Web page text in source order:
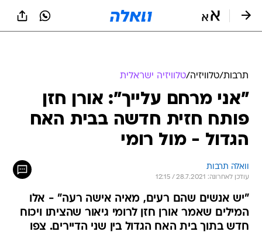
תרבות/טלוויזיה/טלוויזיה ישראלית
"אני מרחם עלייך": אורן חזן
פותח חזית חדשה בבית האח
הגדול - מול רומי
וואלה תרבות
עודכן לאחרונה: 28.7.2021 / 12:15
"יש אנשים שהם רעים, מאיה אישה רעה" - אלו
המילים שאמר אורן חזן לרומי גיאור שהציתו ויכוח
חדש בתוך בית האח הגדול בין שני הדיירים. צפו